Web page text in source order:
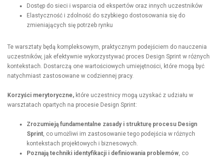
Dostęp do sieci i wsparcia od ekspertów oraz innych uczestników
Elastyczność i zdolność do szybkiego dostosowania się do
zmieniających się potrzeb rynku
Te warsztaty będą kompleksowym, praktycznym podejściem do nauczenia
uczestników, jak efektywnie wykorzystywać proces Design Sprint w różnych
kontekstach. Dostarczą one wartościowych umiejętności, które mogą być
natychmiast zastosowane w codziennej pracy.
Korzyści merytoryczne, które uczestnicy mogą uzyskać z udziału w
warsztatach opartych na procesie Design Sprint:
Zrozumieją fundamentalne zasady i strukturę procesu Design
Sprint, co umożliwi im zastosowanie tego podejścia w różnych
kontekstach projektowych i biznesowych.
Poznają techniki identyfikacji i definiowania problemów, co